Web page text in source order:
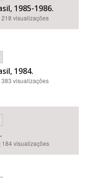
1985-1986.
218 visualizações
1984.
383 visualizações
| 184 visualizações